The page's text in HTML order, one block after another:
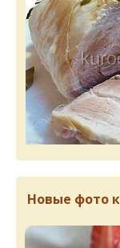
Новые фото